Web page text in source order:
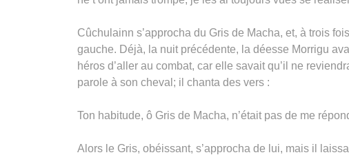
Cûchulainn s’approcha du Gris de Macha, et, à trois
gauche. Déjà, la nuit précédente, la déesse Morrigu
héros d’aller au combat, car elle savait qu’il ne
parole à son cheval; il chanta des vers :
Ton habitude, ô Gris de Macha, n’était pas de me
Alors le Gris, obéissant, s’approcha de lui, mais il